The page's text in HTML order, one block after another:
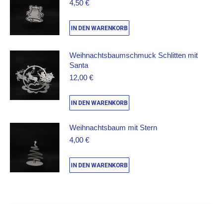
4,50 €
IN DEN WARENKORB
Weihnachtsbaumschmuck Schlitten mit
Santa
12,00 €
IN DEN WARENKORB
Weihnachtsbaum mit Stern
4,00 €
IN DEN WARENKORB